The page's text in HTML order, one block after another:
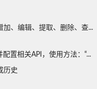
、编辑、提取、删除、查...
置相关API，使用方法：“...
历史